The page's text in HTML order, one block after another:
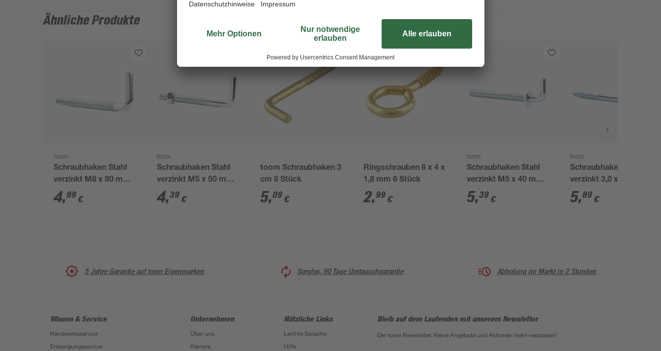
Ähnliche Produkte
toom
Schraubhaken Stahl
verzinkt M8 x 80 mm
2 Stück
4,99 €
toom
Schraubhaken Stahl
verzinkt M5 x 50 mm
4 Stück
4,39 €
toom Schraubhaken 3
cm 8 Stück
5,09 €
Ringschrauben 8 x 4 x
1,8 mm 6 Stück
2,99 €
toom
Schraubhaken Stahl
verzinkt M5 x 40 mm
4 Stück
5,39 €
toom
Schraubhaken Stahl
verzinkt 3,0 x 40 mm
25 Stück
5,89 €
5 Jahre Garantie auf toom Eigenmarken Sorglos, 90 Tage Umtauschgarantie Abholung im Markt in 2 Stunden
Wissen & Service
Handwerksservice
Entsorgungsservice
Unternehmen
Über uns
Karriere
Nützliche Links
Leichte Sprache
Hilfe
Bleib auf dem Laufenden mit unserem Newsletter
Der toom Newsletter: Keine Angebote und Aktionen mehr verpassen!